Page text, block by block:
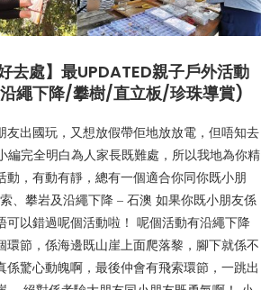
去處】最UPDATED親子戶外活動
繩下降/攀樹/直立板/珍珠導賞)
友出國玩，又想放假帶佢地放放電，但唔知去
編完全明白為人家長既難處，所以我地為你精
動，有動有靜，總有一個適合你同你既小朋
、攀岩及沿繩下降 – 石澳 如果你既小朋友係
可以錯過呢個活動啦！ 呢個活動有沿繩下降
環節，係海邊既山崖上面爬落黎，腳下就係不
係驚心動魄啊，最後仲會有飛索環節，一跳出